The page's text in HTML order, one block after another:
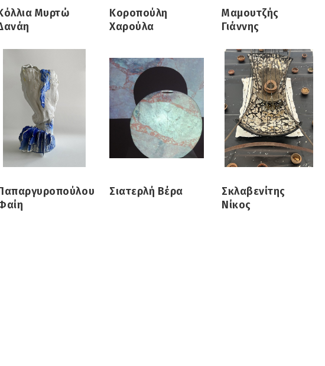
Μυρτώ
Κοροπούλη
Χαρούλα
Μαμουτζής
Γιάννης
Σιατερλή Βέρα
Σκλαβενίτης
Νίκος